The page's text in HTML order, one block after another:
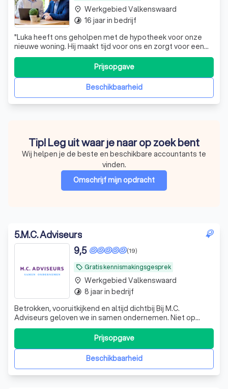
"Luka heeft ons geholpen met de hypotheek voor onze
nieuwe woning. Hij maakt tijd voor ons en zorgt voor een
begrijpbare uitleg. Bespreekt goed alle opties door en
laat zien waarom hij bepaalde keuzes wel of niet zou
adviseren.
Beschikbaarheid
Prijsopgave
place Werkgebied Valkenswaard
timelapse 16 jaar in bedrijf
Tip! Leg uit waar je naar op zoek bent
Wij helpen je de beste en beschikbare accountants te
vinden.
Omschrijf mijn opdracht
5.M.C. Adviseurs
local_offer Gratis kennismakingsgesprek
(19)
9,5
Betrokken, vooruitkijkend en altijd dichtbij Bij M.C.
Adviseurs geloven we in samen ondernemen. Niet op
afstand, maar naast jou als ondernemer. Wij zijn geen
traditionele accountant die alleen terugkijkt, maar een
betrokken mkb-adviseur die meedenkt, vooruitkijkt en
bijstuurt waar nodig. Onze krach
Beschikbaarheid
Prijsopgave
place Werkgebied Valkenswaard
timelapse 8 jaar in bedrijf